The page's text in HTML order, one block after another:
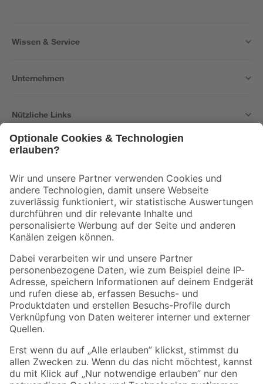
Wissen & Service
Unternehmen
Nützliche Links
Der toom Newsletter: Keine Angebote und Aktionen mehr verpassen!
Zur Newsletter Anmeldung
Folge uns
Zahlungsarten Versandarten
Sicher einkaufen
Jetzt die toom-App herunterladen